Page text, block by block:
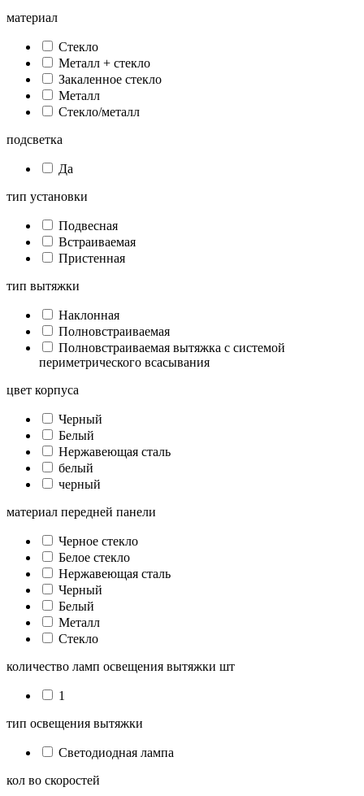
материал
Стекло
Металл + стекло
Закаленное стекло
Металл
Стекло/металл
подсветка
Да
тип установки
Подвесная
Встраиваемая
Пристенная
тип вытяжки
Наклонная
Полновстраиваемая
Полновстраиваемая вытяжка с системой
периметрического всасывания
цвет корпуса
Черный
Белый
Нержавеющая сталь
белый
черный
материал передней панели
Черное стекло
Белое стекло
Нержавеющая сталь
Черный
Белый
Металл
Стекло
количество ламп освещения вытяжки шт
1
тип освещения вытяжки
Светодиодная лампа
кол во скоростей